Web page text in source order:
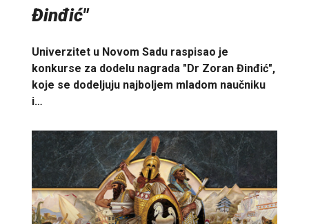
Đinđić"
Univerzitet u Novom Sadu raspisao je
konkurse za dodelu nagrada "Dr Zoran Đinđić",
koje se dodeljuju najboljem mladom naučniku
i…